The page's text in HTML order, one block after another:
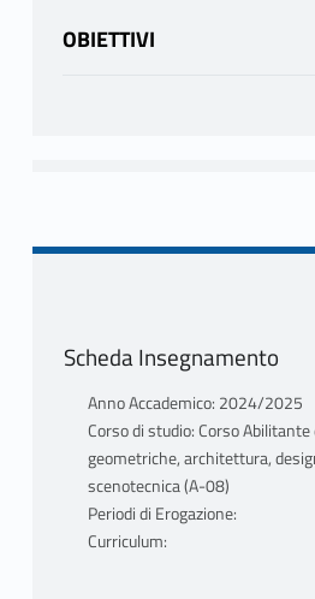
OBIETTIVI
Scheda Insegnamento
Anno Accademico: 2024/2025
Corso di studio: Corso
geometriche, architettura,
scenotecnica (A-08)
Periodi di Erogazione:
Curriculum: